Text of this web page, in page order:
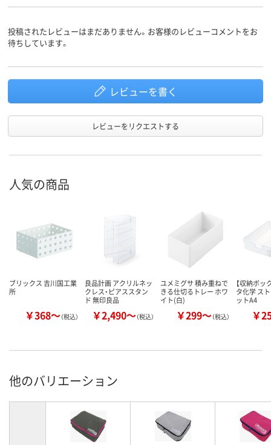
投稿されたレビューはまだありません。お客様のレビューコメントをお
待ちしています。
レビューを書く
レビューをリクエストする
人気の商品
ブリックス 吉川国工業
所
￥368～（税込）
良品計画 アクリルネッ
クレス・ピアススタン
ド 無印良品
￥2,490～（税込）
ユメミグサ 積み重ねで
きる仕切るトレー ホワ
イト(白)
￥299～（税込）
【収納ボッ
タ化学 ス
ットA4
￥
他のバリエーション